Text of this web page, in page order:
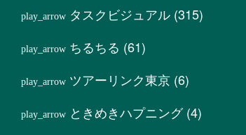
タスクビジュアル (315)
ちるちる (61)
ツアーリンク東京 (6)
ときめきハプニング(4)